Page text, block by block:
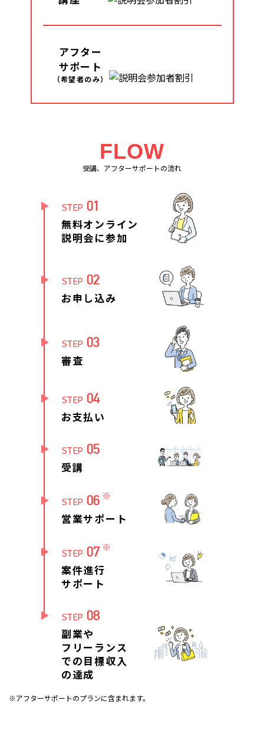
アフター
サポート
（希望者のみ）
FLOW
受講、アフターサポートの流れ
STEP 01
無料オンライン
説明会に参加
STEP 02
お申し込み
STEP 03
審査
STEP 04
お支払い
STEP 05
受講
STEP 06 ※
営業サポート
STEP 07 ※
案件進行
サポート
STEP 08
副業や
フリーランス
での目標収入
の達成
※アフターサポートのプランに含まれます。